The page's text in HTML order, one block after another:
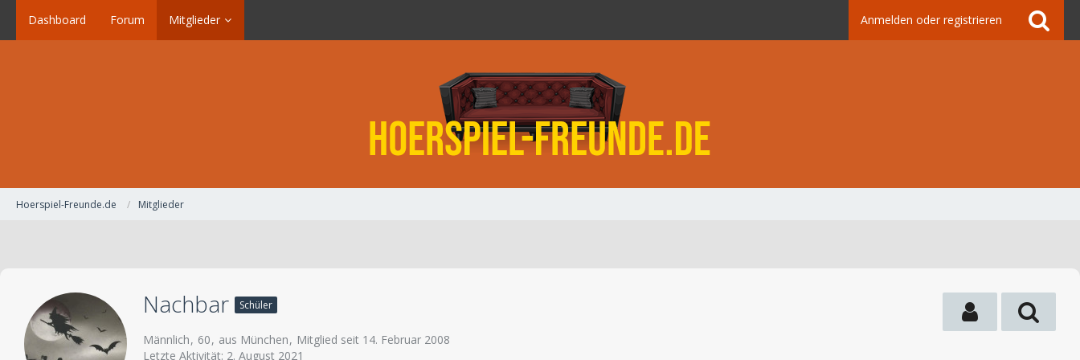
Dashboard Forum Mitglieder Anmelden oder registrieren
Hoerspiel-Freunde.de Mitglieder
Nachbar Schüler
Männlich 60 aus München
Mitglied seit 14. Februar 2008
Letzte Aktivität: 2. August 2021